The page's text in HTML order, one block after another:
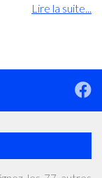
Lire la suite...